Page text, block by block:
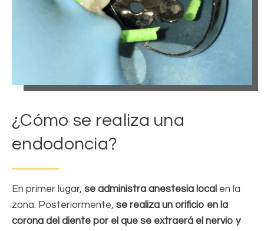
¿Cómo se realiza una
endodoncia?
En primer lugar, se administra anestesia local en la
zona. Posteriormente, se realiza un orificio en la
corona del diente por el que se extraerá el nervio y